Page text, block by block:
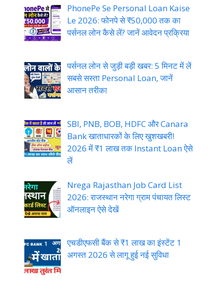
PhonePe Se Personal Loan Kaise
Le 2026: फोनपे से ₹50,000 तक का
पर्सनल लोन कैसे लें? जानें आवेदन प्रक्रिया
पर्सनल लोन से जुड़ी बड़ी खबर: 5 मिनट में लें
सबसे सस्ता Personal Loan, जानें
आसान तरीका
SBI, PNB, BOB, HDFC और Canara
Bank खाताधारकों के लिए खुशखबरी!
2026 में ₹1 लाख तक Instant Loan ऐसे
लें
Nrega Rajasthan Job Card List
2026: राजस्थान नरेगा ग्राम पंचायत लिस्ट
ऑनलाइन ऐसे देखें
एचडीएफसी बैंक से ₹1 लाख का इंस्टेंट 1
अगस्त 2026 से लागू हुई नई सुविधा